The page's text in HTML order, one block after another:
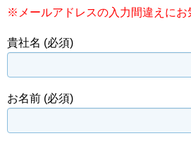
※メールアドレスの入力間違えにお
貴社名 (必須)
お名前 (必須)